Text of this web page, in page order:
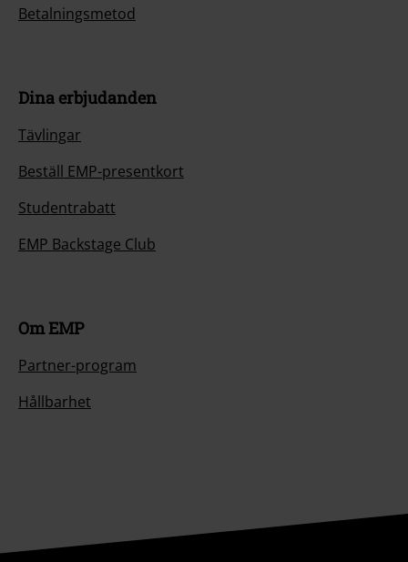
Betalningsmetod
Dina erbjudanden
Tävlingar
Beställ EMP-presentkort
Studentrabatt
EMP Backstage Club
Om EMP
Partner-program
Hållbarhet